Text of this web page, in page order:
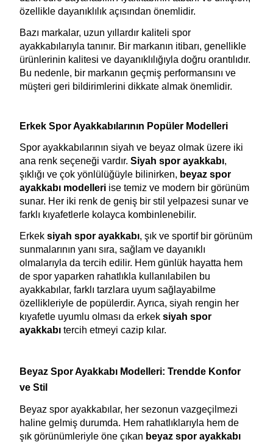
özellikle dayanıklılık açısından önemlidir.
Bazı markalar, uzun yıllardır kaliteli spor
ayakkabılarıyla tanınır. Bir markanın itibarı, genellikle
ürünlerinin kalitesi ve dayanıklılığıyla doğru orantılıdır.
Bu nedenle, bir markanın geçmiş performansını ve
müşteri geri bildirimlerini dikkate almak önemlidir.
Erkek Spor Ayakkabılarının Popüler Modelleri
Spor ayakkabılarının siyah ve beyaz olmak üzere iki
ana renk seçeneği vardır. Siyah spor ayakkabı,
şıklığı ve çok yönlülüğüyle bilinirken, beyaz spor
ayakkabı modelleri ise temiz ve modern bir görünüm
sunar. Her iki renk de geniş bir stil yelpazesi sunar ve
farklı kıyafetlerle kolayca kombinlenebilir.
Erkek siyah spor ayakkabı, şık ve sportif bir görünüm
sunmalarının yanı sıra, sağlam ve dayanıklı
olmalarıyla da tercih edilir. Hem günlük hayatta hem
de spor yaparken rahatlıkla kullanılabilen bu
ayakkabılar, farklı tarzlara uyum sağlayabilme
özellikleriyle de popülerdir. Ayrıca, siyah rengin her
kıyafetle uyumlu olması da erkek siyah spor
ayakkabı tercih etmeyi cazip kılar.
Beyaz Spor Ayakkabı Modelleri: Trendde Konfor
ve Stil
Beyaz spor ayakkabılar, her sezonun vazgeçilmezi
haline gelmiş durumda. Hem rahatlıklarıyla hem de
şık görünümleriyle öne çıkan beyaz spor ayakkabı